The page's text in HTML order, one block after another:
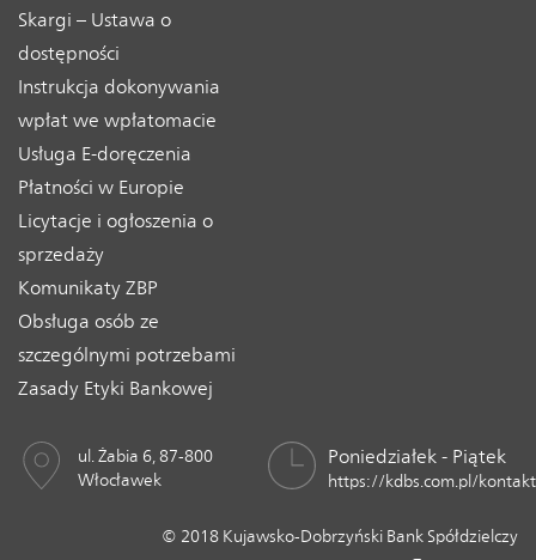
Skargi – Ustawa o
dostępności
Instrukcja dokonywania
wpłat we wpłatomacie
Usługa E-doręczenia
Płatności w Europie
Licytacje i ogłoszenia o
sprzedaży
Komunikaty ZBP
Obsługa osób ze
szczególnymi potrzebami
Zasady Etyki Bankowej
ul. Żabia 6, 87-800
Włocławek
Poniedziałek - Piątek
https://kdbs.com.pl/
© 2018 Kujawsko-Dobrzyński Bank Spółdzielczy